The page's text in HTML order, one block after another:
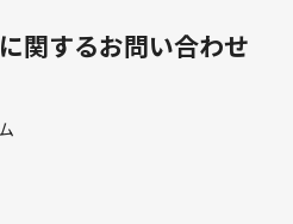
関するお問い合わせ